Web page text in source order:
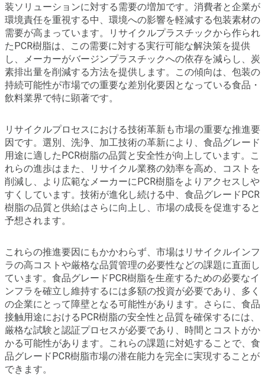
装ソリューションに対する需要の増加です。消費者と企業が
環境責任を重視する中、環境への影響を軽減する包装素材の
需要が高まっています。リサイクルプラスチックから作られ
たPCR樹脂は、この需要に対する実行可能な解決策を提供
し、メーカーがバージンプラスチックへの依存を減らし、炭
素排出量を削減する方法を提供します。この傾向は、包装の
持続可能性が市場での重要な差別化要因となっている食品・
飲料業界で特に顕著です。
リサイクルプロセスにおける技術革新も市場の重要な推進要
因です。選別、洗浄、加工技術の革新により、食品グレード
用途に適したPCR樹脂の品質と安全性が向上しています。こ
れらの進歩はまた、リサイクル業務の効率を高め、コストを
削減し、より広範なメーカーにPCR樹脂をよりアクセスしや
すくしています。技術が進化し続ける中、食品グレードPCR
樹脂の品質と供給はさらに向上し、市場の成長を促進すると
予想されます。
これらの推進要因にもかかわらず、市場はリサイクルインフ
ラの高コストや厳格な品質管理の必要性などの課題に直面し
ています。食品グレードPCR樹脂を生産するための必要なイ
ンフラを確立し維持するには多額の投資が必要であり、多く
の企業にとって障壁となる可能性があります。さらに、食品
接触用途におけるPCR樹脂の安全性と品質を確保するには、
厳格な試験と認証プロセスが必要であり、時間とコストがか
かる可能性があります。これらの課題に対処することで、食
品グレードPCR樹脂市場の潜在能力を完全に実現することが
できます。